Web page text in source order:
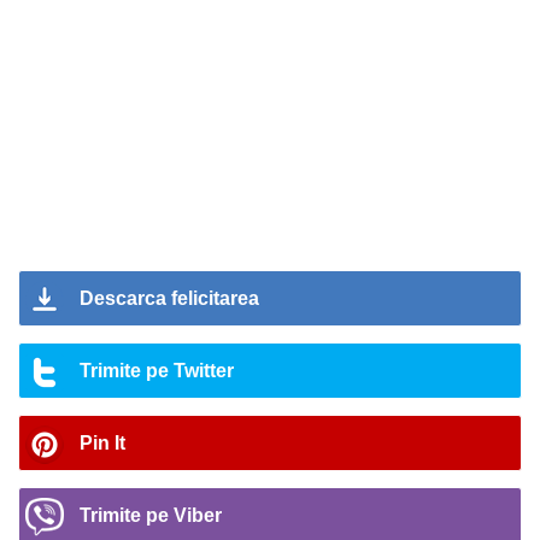
Descarca felicitarea
Trimite pe Twitter
Pin It
Trimite pe Viber